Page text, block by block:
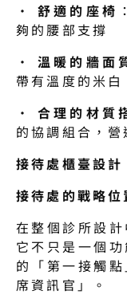
· 舒適的座椅
夠的腰部支撐
· 溫暖的牆面
帶有溫度的米
· 合理的材質
的協調組合，
接待處櫃臺設
接待處的戰略位
在整個診所設
它不只是一個
的「第一接觸
席資訊官」。